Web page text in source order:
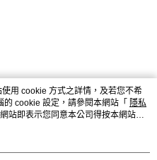
用 cookie 方式之詳情，及若您不希
cookie 設定，請參閱本網站「 隱私
站即表示您同意本公司得按本網站使